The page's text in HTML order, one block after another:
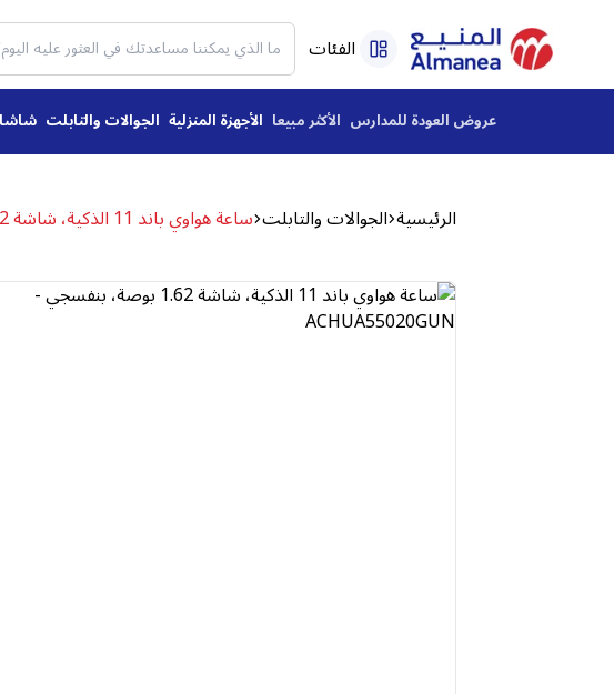
الفئات
عروض العودة للمدارس الأكثر مبيعا الأجهزة المنزلية الجوالات والتابلت
الرئيسية الجوالات والتابلت ساعة هواوي باند 11 الذكية، شاشة 1.62 بوصة، بنفسجي - ACHUA55020GUN